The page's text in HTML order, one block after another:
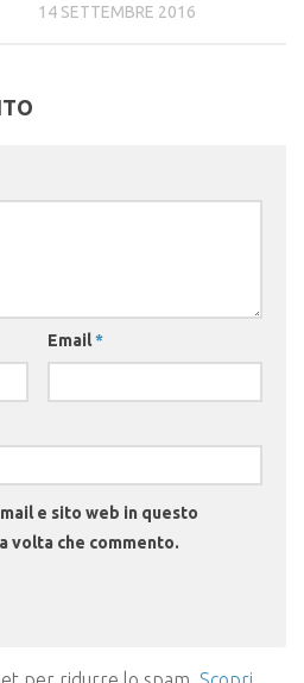
14 SETTEMBRE 2016
Email*
e sito web in questo
volta che commento.